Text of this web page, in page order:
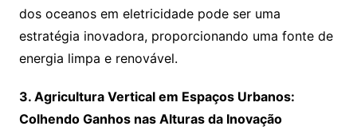
dos oceanos em eletricidade pode ser uma
estratégia inovadora, proporcionando uma fonte de
energia limpa e renovável.
3. Agricultura Vertical em Espaços Urbanos:
Colhendo Ganhos nas Alturas da Inovação